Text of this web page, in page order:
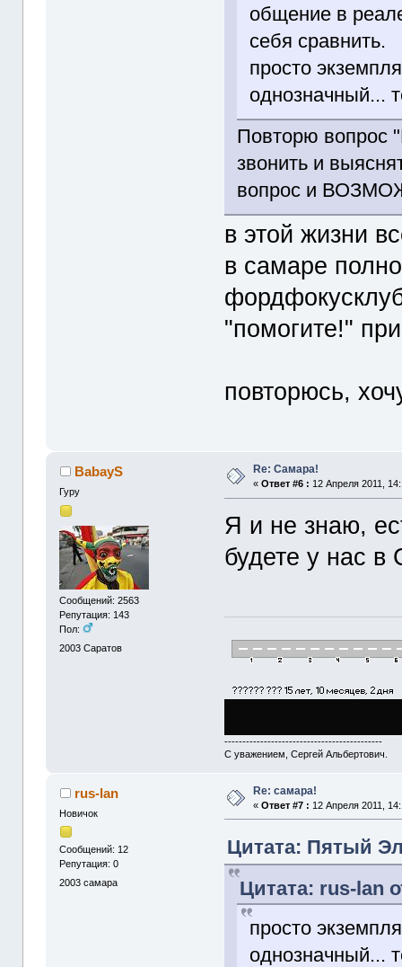
общение в
себя сравнить.
просто
однозначный...
Повторю вопрос
звонить и
вопрос и
в этой жизни
в самаре
"помогите!"
повторюсь,
BabayS
Гуру
Сообщений: 2563
Репутация: 143
Пол:
2003 Саратов
Re: Cамара!
«Ответ #6 : 12 Апреля 2011,
Я и не знаю,
будете у нас в
--------------------------------------------
С уважением, Сергей Альбертович.
rus-lan
Новичок
Сообщений: 12
Репутация: 0
2003 самара
Re: самара!
«Ответ #7 : 12 Апреля 2011,
Цитата: Пятый
Цитата: rus-lan
просто
однозначный...